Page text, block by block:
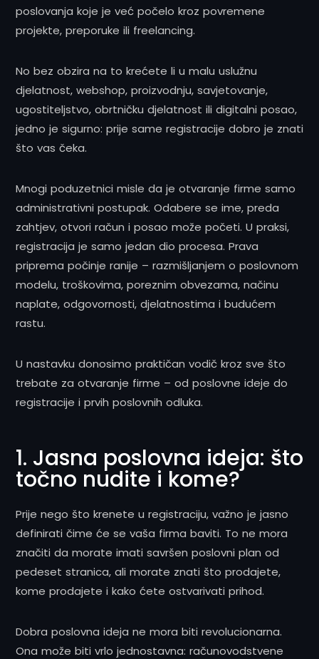
poslovanja koje je već počelo kroz povremene
projekte, preporuke ili freelancing.
No bez obzira na to krećete li u malu uslužnu
djelatnost, webshop, proizvodnju, savjetovanje,
ugostiteljstvo, obrtničku djelatnost ili digitalni posao,
jedno je sigurno: prije same registracije dobro je znati
što vas čeka.
Mnogi poduzetnici misle da je otvaranje firme samo
administrativni postupak. Odabere se ime, preda
zahtjev, otvori račun i posao može početi. U praksi,
registracija je samo jedan dio procesa. Prava
priprema počinje ranije – razmišljanjem o poslovnom
modelu, troškovima, poreznim obvezama, načinu
naplate, odgovornosti, djelatnostima i budućem
rastu.
U nastavku donosimo praktičan vodič kroz sve što
trebate za otvaranje firme – od poslovne ideje do
registracije i prvih poslovnih odluka.
1. Jasna poslovna ideja: što
točno nudite i kome?
Prije nego što krenete u registraciju, važno je jasno
definirati čime će se vaša firma baviti. To ne mora
značiti da morate imati savršen poslovni plan od
pedeset stranica, ali morate znati što prodajete,
kome prodajete i kako ćete ostvarivati prihod.
Dobra poslovna ideja ne mora biti revolucionarna.
Ona može biti vrlo jednostavna: računovodstvene